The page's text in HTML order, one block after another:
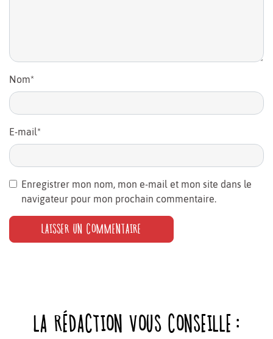
Nom*
E-mail*
Enregistrer mon nom, mon e-mail et mon site dans le
navigateur pour mon prochain commentaire.
LA RÉDACTION VOUS CONSEILLE :